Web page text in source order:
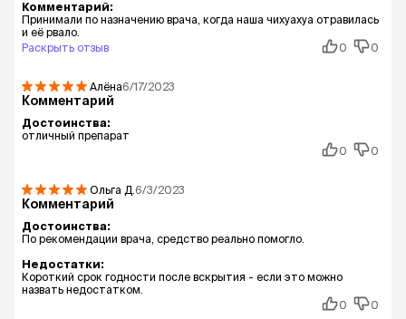
Комментарий:
Принимали по назначению врача, когда наша чихуахуа отравилась
и её рвало.
Раскрыть отзыв
0 0
Алёна6/17/2023
Комментарий
Достоинства:
отличный препарат
0
0
Ольга Д. 6/3/2023
Комментарий
Достоинства:
По рекомендации врача, средство реально помогло.
Недостатки:
Короткий срок годности после вскрытия - если это можно
назвать недостатком.
0
0